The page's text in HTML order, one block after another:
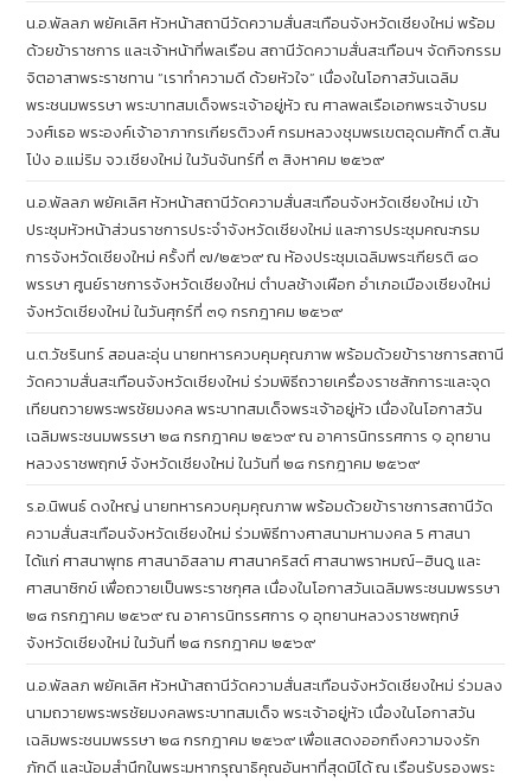
น.อ.พัลลภ พยัคเลิศ หัวหน้าสถานีวัดความสั่นสะเทือนจังหวัดเชียงใหม่ พร้อม
ด้วยข้าราชการ และเจ้าหน้าที่พลเรือน สถานีวัดความสั่นสะเทือนฯ จัดกิจกรรม
จิตอาสาพระราชทาน “เราทำความดี ด้วยหัวใจ” เนื่องในโอกาสวันเฉลิม
พระชนมพรรษา พระบาทสมเด็จพระเจ้าอยู่หัว ณ ศาลพลเรือเอกพระเจ้าบรม
วงศ์เธอ พระองค์เจ้าอาภากรเกียรติวงศ์ กรมหลวงชุมพรเขตอุดมศักดิ์ ต.สัน
โป่ง อ.แม่ริม จว.เชียงใหม่ ในวันจันทร์ที่ ๓ สิงหาคม ๒๕๖๙
น.อ.พัลลภ พยัคเลิศ หัวหน้าสถานีวัดความสั่นสะเทือนจังหวัดเชียงใหม่ เข้า
ประชุมหัวหน้าส่วนราชการประจำจังหวัดเชียงใหม่ และการประชุมคณะกรม
การจังหวัดเชียงใหม่ ครั้งที่ ๗/๒๕๖๙ ณ ห้องประชุมเฉลิมพระเกียรติ ๘๐
พรรษา ศูนย์ราชการจังหวัดเชียงใหม่ ตำบลช้างเผือก อำเภอเมืองเชียงใหม่
จังหวัดเชียงใหม่ ในวันศุกร์ที่ ๓๑ กรกฎาคม ๒๕๖๙
น.ต.วัชรินทร์ สอนละอุ่น นายทหารควบคุมคุณภาพ พร้อมด้วยข้าราชการสถานี
วัดความสั่นสะเทือนจังหวัดเชียงใหม่ ร่วมพิธีถวายเครื่องราชสักการะและจุด
เทียนถวายพระพรชัยมงคล พระบาทสมเด็จพระเจ้าอยู่หัว เนื่องในโอกาสวัน
เฉลิมพระชนมพรรษา ๒๘ กรกฎาคม ๒๕๖๙ ณ อาคารนิทรรศการ ๑ อุทยาน
หลวงราชพฤกษ์ จังหวัดเชียงใหม่ ในวันที่ ๒๘ กรกฎาคม ๒๕๖๙
ร.อ.นิพนธ์ ดงใหญ่ นายทหารควบคุมคุณภาพ พร้อมด้วยข้าราชการสถานีวัด
ความสั่นสะเทือนจังหวัดเชียงใหม่ ร่วมพิธีทางศาสนามหามงคล 5 ศาสนา
ได้แก่ ศาสนาพุทธ ศาสนาอิสลาม ศาสนาคริสต์ ศาสนาพราหมณ์–ฮินดู และ
ศาสนาซิกข์ เพื่อถวายเป็นพระราชกุศล เนื่องในโอกาสวันเฉลิมพระชนมพรรษา
๒๘ กรกฎาคม ๒๕๖๙ ณ อาคารนิทรรศการ ๑ อุทยานหลวงราชพฤกษ์
จังหวัดเชียงใหม่ ในวันที่ ๒๘ กรกฎาคม ๒๕๖๙
น.อ.พัลลภ พยัคเลิศ หัวหน้าสถานีวัดความสั่นสะเทือนจังหวัดเชียงใหม่ ร่วมลง
นามถวายพระพรชัยมงคลพระบาทสมเด็จ พระเจ้าอยู่หัว เนื่องในโอกาสวัน
เฉลิมพระชนมพรรษา ๒๘ กรกฎาคม ๒๕๖๙ เพื่อแสดงออกถึงความจงรัก
ภักดี และน้อมสำนึกในพระมหากรุณาธิคุณอันหาที่สุดมิได้ ณ เรือนรับรองพระ